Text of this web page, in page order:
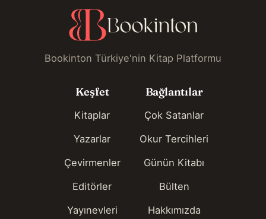
Bookinton Türkiye'nin Kitap Platformu
Keşfet
Kitaplar
Yazarlar
Çevirmenler
Editörler
Yayınevleri
Bağlantılar
Çok Satanlar
Okur Tercihleri
Günün Kitabı
Bülten
Hakkımızda